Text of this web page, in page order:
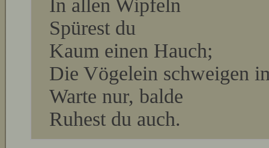
In allen Wipfeln
Spürest du
Kaum einen Hauch;
Die Vögelein schweigen
Warte nur, balde
Ruhest du auch.